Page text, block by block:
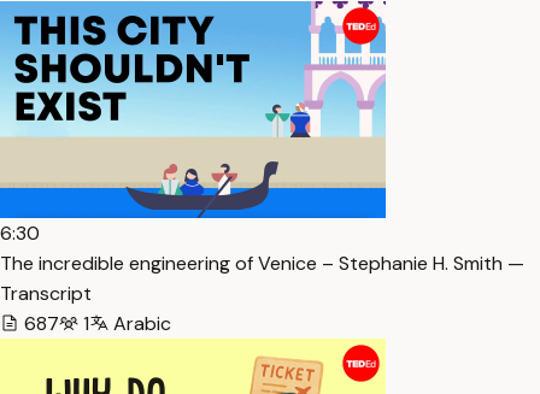
6:30
The incredible engineering of Venice – Stephanie H. Smith —
Transcript
687
1 Arabic